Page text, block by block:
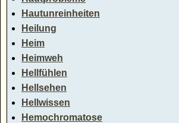
Hautunreinheiten
Heilung
Heim
Heimweh
Hellfühlen
Hellsehen
Hellwissen
Hemochromatose